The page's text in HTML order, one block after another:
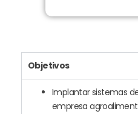
Objetivos
Implantar sistemas
empresa